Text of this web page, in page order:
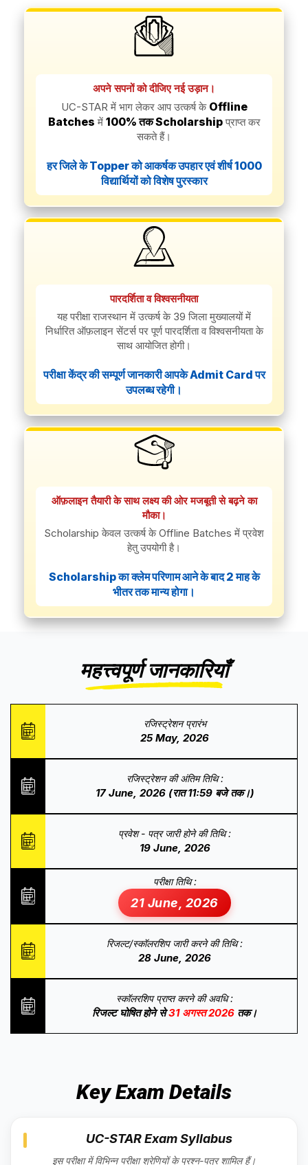
अपने सपनों को दीजिए नई उड़ान।
UC-STAR में भाग लेकर आप उत्कर्ष के Offline
Batches में 100% तक Scholarshipप्राप्त कर
सकते हैं।
हर जिले के Topper को आकर्षक उपहार एवं शीर्ष 1000
विद्यार्थियों को विशेष पुरस्कार
पारदर्शिता व विश्वसनीयता
यह परीक्षा राजस्थान में उत्कर्ष के 39 जिला मुख्यालयों में
निर्धारित ऑफ़लाइन सेंटर्स पर पूर्ण पारदर्शिता व विश्वसनीयता के
साथ आयोजित होगी।
परीक्षा केंद्र की सम्पूर्ण जानकारी आपके Admit Card पर
उपलब्ध रहेगी।
ऑफ़लाइन तैयारी के साथ लक्ष्य की ओर मजबूती से बढ़ने का
मौका।
Scholarship केवल उत्कर्ष के Offline Batches में प्रवेश
हेतु उपयोगी है।
Scholarship का क्लेम परिणाम आने के बाद 2 माह के
भीतर तक मान्य होगा।
महत्त्वपूर्ण जानकारियाँ
रजिस्ट्रेशन प्रारंभ
25 May, 2026
रजिस्ट्रेशन की अंतिम तिथि :
17 June, 2026 (रात 11:59 बजे तक।)
प्रवेश - पत्र जारी होने की तिथि :
19 June, 2026
परीक्षा तिथि :
21 June, 2026
रिजल्ट/स्कॉलरशिप जारी करने की तिथि :
28 June, 2026
स्कॉलरशिप प्राप्त करने की अवधि :
रिजल्ट घोषित होने से31 अगस्त 2026 तक।
Key Exam Details
UC-STAR Exam Syllabus
इस परीक्षा में विभिन्न परीक्षा श्रेणियों के प्रश्न-पत्र शामिल हैं।